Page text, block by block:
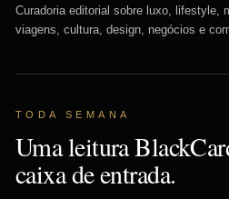
Curadoria editorial sobre luxo, lifestyle,
viagens, cultura, design, negócios e
TODA SEMANA
Uma leitura
caixa de entrada.